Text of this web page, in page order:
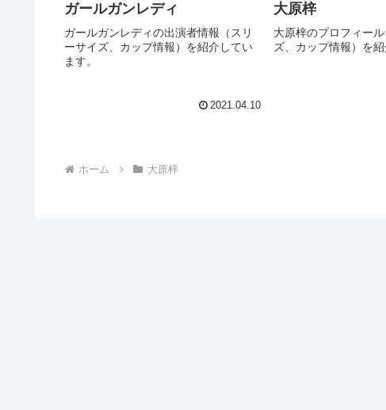
ガールガンレディ
ガールガンレディの出演者情報（スリ
ーサイズ、カップ情報）を紹介してい
ます。
2021.04.10
大原梓
大原梓のプロフィー
ズ、カップ情報）を紹
ホーム 大原梓